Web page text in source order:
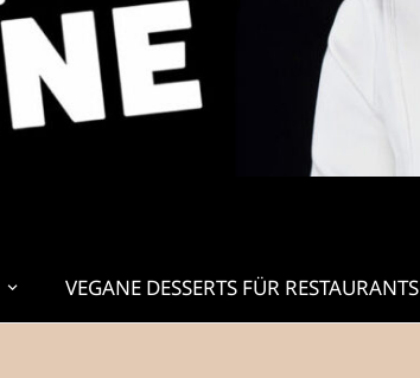
VEGANE DESSERTS FÜR RESTAURANTS